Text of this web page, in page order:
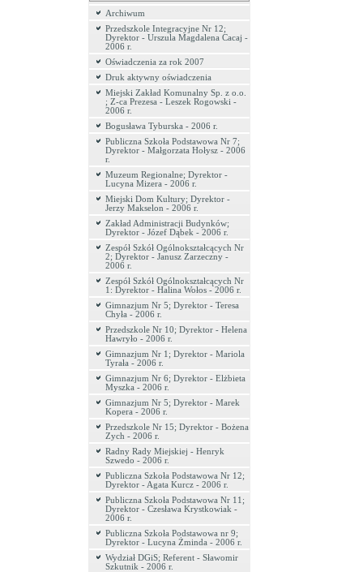
Archiwum
Przedszkole Integracyjne Nr 12;
Dyrektor - Urszula Magdalena Cacaj -
2006 r.
Oświadczenia za rok 2007
Druk aktywny oświadczenia
Miejski Zakład Komunalny Sp. z o.o.
; Z-ca Prezesa - Leszek Rogowski -
2006 r.
Bogusława Tyburska - 2006 r.
Publiczna Szkoła Podstawowa Nr 7;
Dyrektor - Małgorzata Hołysz - 2006
r.
Muzeum Regionalne; Dyrektor -
Lucyna Mizera - 2006 r.
Miejski Dom Kultury; Dyrektor -
Jerzy Makselon - 2006 r.
Zakład Administracji Budynków;
Dyrektor - Józef Dąbek - 2006 r.
Zespół Szkół Ogólnokształcących Nr
2; Dyrektor - Janusz Zarzeczny -
2006 r.
Zespół Szkół Ogólnokształcących Nr
1: Dyrektor - Halina Wołos - 2006 r.
Gimnazjum Nr 5; Dyrektor - Teresa
Chyła - 2006 r.
Przedszkole Nr 10; Dyrektor - Helena
Hawryło - 2006 r.
Gimnazjum Nr 1; Dyrektor - Mariola
Tyrała - 2006 r.
Gimnazjum Nr 6; Dyrektor - Elżbieta
Myszka - 2006 r.
Gimnazjum Nr 5; Dyrektor - Marek
Kopera - 2006 r.
Przedszkole Nr 15; Dyrektor - Bożena
Zych - 2006 r.
Radny Rady Miejskiej - Henryk
Szwedo - 2006 r.
Publiczna Szkoła Podstawowa Nr 12;
Dyrektor - Agata Kurcz - 2006 r.
Publiczna Szkoła Podstawowa Nr 11;
Dyrektor - Czesława Krystkowiak -
2006 r.
Publiczna Szkoła Podstawowa nr 9;
Dyrektor - Lucyna Żminda - 2006 r.
Wydział DGiS; Referent - Sławomir
Szkutnik - 2006 r.